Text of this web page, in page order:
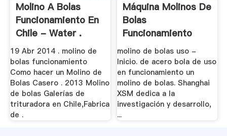
Molino A Bolas
Funcionamiento En
Chile - Water .
19 Abr 2014 . molino de
bolas funcionamiento
Como hacer un Molino de
Bolas Casero . 2013 Molino
de bolas Galerías de
trituradora en Chile,Fabrica
de .
Máquina Molinos De
Bolas
Funcionamiento
Venta
molino de bolas uso -
Inicio. de acero bola de uso
en funcionamiento un
molino de bolas. Shanghai
XSM dedica a la
investigación y desarrollo,
...